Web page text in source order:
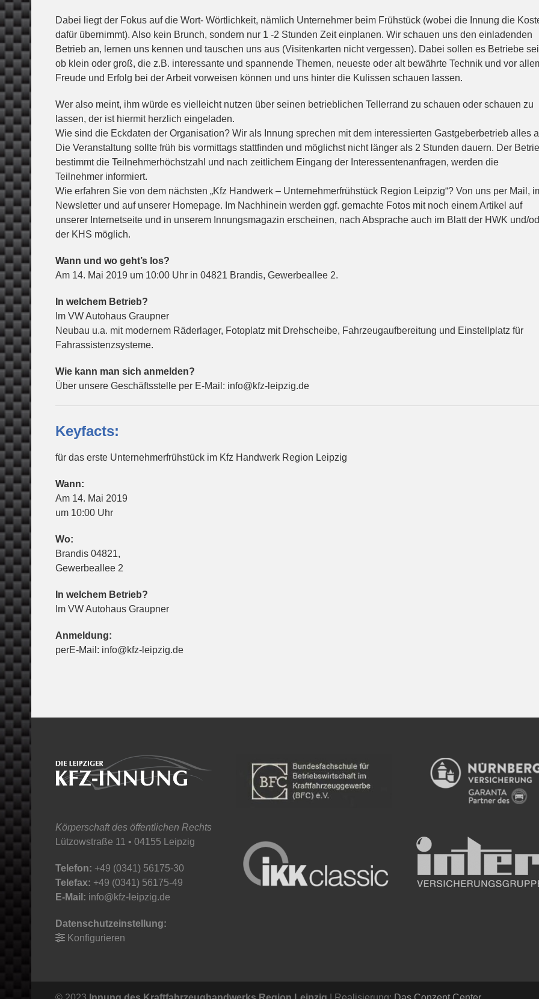
Dabei liegt der Fokus auf die Wort- Wörtlichkeit, nämlich Unternehmer beim Frühstück (wobei die Innung die
dafür übernimmt). Also kein Brunch, sondern nur 1 -2 Stunden Zeit einplanen. Wir schauen uns den einladenden
Betrieb an, lernen uns kennen und tauschen uns aus (Visitenkarten nicht vergessen). Dabei sollen es Betriebe
ob klein oder groß, die z.B. interessante und spannende Themen, neueste oder alt bewährte Technik und vor
Freude und Erfolg bei der Arbeit vorweisen können und uns hinter die Kulissen schauen lassen.
Wer also meint, ihm würde es vielleicht nutzen über seinen betrieblichen Tellerrand zu schauen oder schauen zu
lassen, der ist hiermit herzlich eingeladen.
Wie sind die Eckdaten der Organisation? Wir als Innung sprechen mit dem interessierten Gastgeberbetrieb alles
Die Veranstaltung sollte früh bis vormittags stattfinden und möglichst nicht länger als 2 Stunden dauern. Der
bestimmt die Teilnehmerhöchstzahl und nach zeitlichem Eingang der Interessentenanfragen, werden die
Teilnehmer informiert.
Wie erfahren Sie von dem nächsten „Kfz Handwerk – Unternehmerfrühstück Region Leipzig“? Von uns per Mail,
Newsletter und auf unserer Homepage. Im Nachhinein werden ggf. gemachte Fotos mit noch einem Artikel auf
unserer Internetseite und in unserem Innungsmagazin erscheinen, nach Absprache auch im Blatt der HWK und/
der KHS möglich.
Wann und wo geht’s los?
Am 14. Mai 2019 um 10:00 Uhr in 04821 Brandis, Gewerbeallee 2.
In welchem Betrieb?
Im VW Autohaus Graupner
Neubau u.a. mit modernem Räderlager, Fotoplatz mit Drehscheibe, Fahrzeugaufbereitung und Einstellplatz für
Fahrassistenzsysteme.
Wie kann man sich anmelden?
Über unsere Geschäftsstelle per E-Mail: info@kfz-leipzig.de
Keyfacts:
für das erste Unternehmerfrühstück im Kfz Handwerk Region Leipzig
Wann:
Am 14. Mai 2019
um 10:00 Uhr
Wo:
Brandis 04821,
Gewerbeallee 2
In welchem Betrieb?
Im VW Autohaus Graupner
Anmeldung:
perE-Mail: info@kfz-leipzig.de
Körperschaft des öffentlichen Rechts
Lützowstraße 11 • 04155 Leipzig
Telefon: +49 (0341) 56175-30
Telefax: +49 (0341) 56175-49
E-Mail: info@kfz-leipzig.de
Datenschutzeinstellung:
Konfigurieren